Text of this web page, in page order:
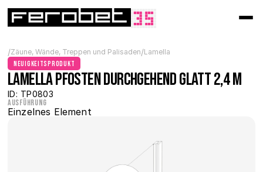
/Zäune, Wände, Treppen und Palisaden/Lamella
Neuigkeitsprodukt
Lamella Pfosten durchgehend glatt 2,4 m
ID: TP0803
Ausführung
Einzelnes Element